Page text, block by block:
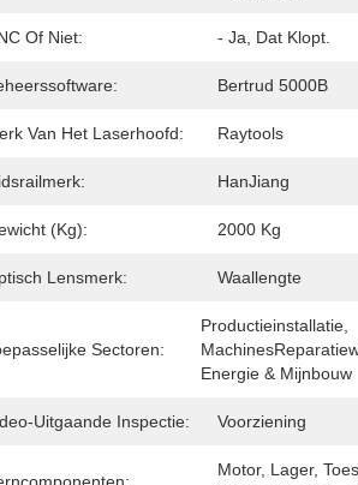
Of Niet: - Ja, Dat Klopt.
Bertrud 5000B
Van Het Laserhoofd: Raytools
HanJiang
(kg): 2000 Kg
Lensmerk: Waallengte
Sectoren:
Productieinstallatie,
Energie & Mijnbouw
Uitgaande Inspectie: Voorziening
Motor, Lager,